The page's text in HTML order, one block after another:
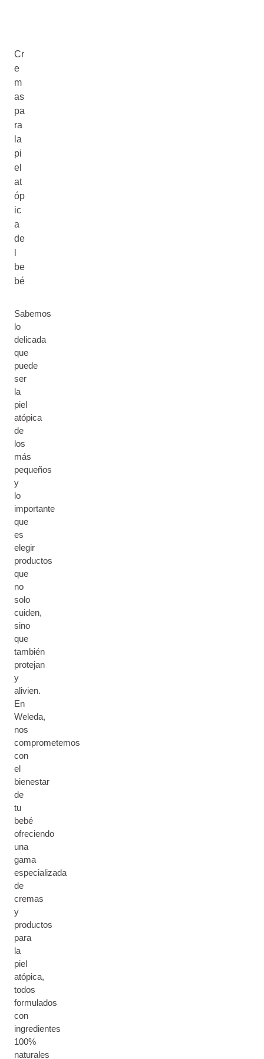
Cr
e
m
as
pa
ra
la
pi
el
at
óp
ic
a
de
be
bé
Sabemos
lo
delicada
que
puede
ser
la
piel
atópica
de
los
más
pequeños
y
lo
importante
que
es
elegir
productos
que
no
solo
cuiden,
sino
que
también
protejan
y
alivien.
En
Weleda,
nos
comprometemos
con
el
bienestar
de
tu
bebé
ofreciendo
una
gama
especializada
de
cremas
y
productos
para
la
piel
atópica,
todos
formulados
con
ingredientes
100%
naturales